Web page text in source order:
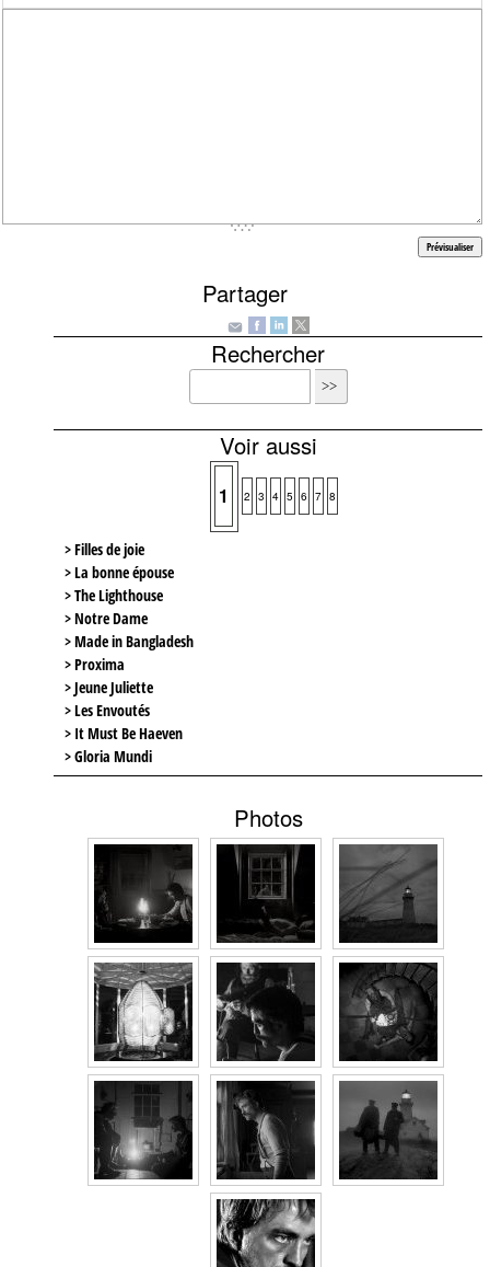
Partager
Rechercher
Voir aussi
1 2 3 4 5 6 7 8
> Filles de joie
> La bonne épouse
> The Lighthouse
> Notre Dame
> Made in Bangladesh
> Proxima
> Jeune Juliette
> Les Envoutés
> It Must Be Haeven
> Gloria Mundi
Photos